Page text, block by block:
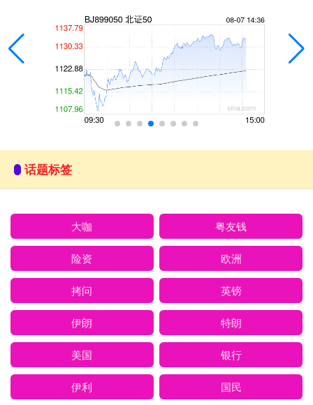
话题标签
大咖 粤友钱
险资 欧洲
拷问 英镑
伊朗 特朗
美国 银行
伊利 国民